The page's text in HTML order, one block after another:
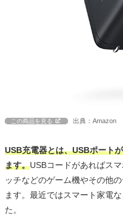
この商品を見る 出典：Amazon
USB充電器とは、USBポート
ます。USBコードがあればス
ッチなどのゲーム機やその他
ます。最近ではスマート家電
た。